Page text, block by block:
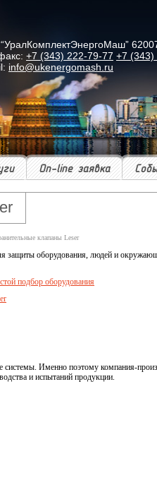
+7 (343) 222-79-77 +7 (343)
info@ukenergomash.ru
On-line заявка
клапаны Leser
защиты оборудования, людей и
подбор оборудования
Именно поэтому компания-
и испытаний продукции.